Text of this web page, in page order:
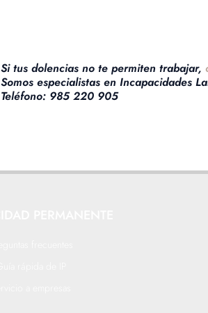
Si tus dolencias no te permiten trabajar,
Somos especialistas en Incapacidades
Teléfono: 985 220 905